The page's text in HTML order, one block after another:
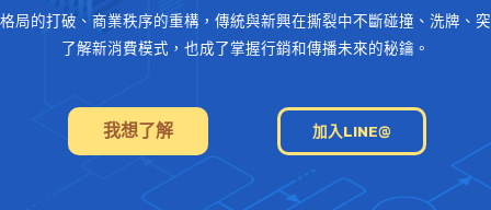
局的打破、商業秩序的重構，傳統與新興在撕裂中不斷碰撞、洗牌、
了解新消費模式，也成了掌握行銷和傳播未來的秘鑰。
我想了解 加入LINE@